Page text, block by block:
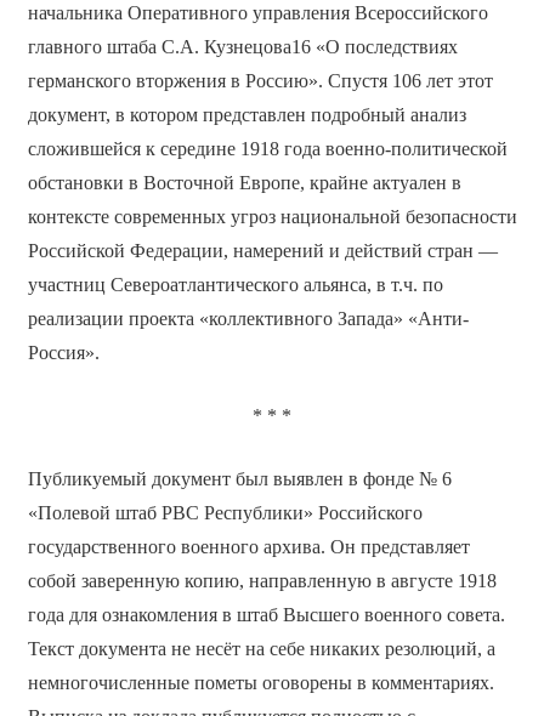
начальника Оперативного управления Всероссийского
главного штаба С.А. Кузнецова16 «О последствиях
германского вторжения в Россию». Спустя 106 лет этот
документ, в котором представлен подробный анализ
сложившейся к середине 1918 года военно-политической
обстановки в Восточной Европе, крайне актуален в
контексте современных угроз национальной безопасности
Российской Федерации, намерений и действий стран —
участниц Североатлантического альянса, в т.ч. по
реализации проекта «коллективного Запада» «Анти-
Россия».
* * *
Публикуемый документ был выявлен в фонде № 6
«Полевой штаб РВС Республики» Российского
государственного военного архива. Он представляет
собой заверенную копию, направленную в августе 1918
года для ознакомления в штаб Высшего военного совета.
Текст документа не несёт на себе никаких резолюций, а
немногочисленные пометы оговорены в комментариях.